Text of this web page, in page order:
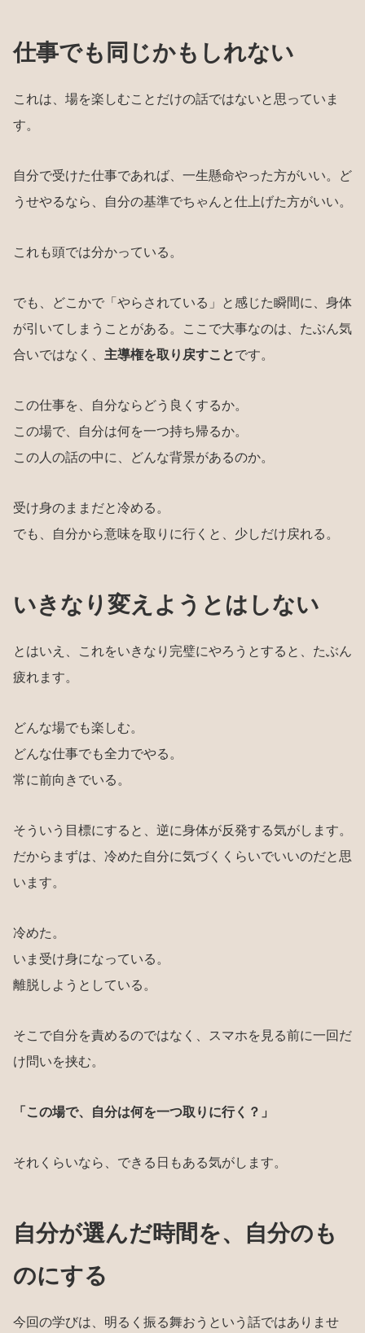
仕事でも同じかもしれない
これは、場を楽しむことだけの話ではないと思っていま
す。
自分で受けた仕事であれば、一生懸命やった方がいい。ど
うせやるなら、自分の基準でちゃんと仕上げた方がいい。
これも頭では分かっている。
でも、どこかで「やらされている」と感じた瞬間に、身体
が引いてしまうことがある。ここで大事なのは、たぶん気
合いではなく、 主導権を取り戻すことです。
この仕事を、自分ならどう良くするか。
この場で、自分は何を一つ持ち帰るか。
この人の話の中に、どんな背景があるのか。
受け身のままだと冷める。
でも、自分から意味を取りに行くと、少しだけ戻れる。
いきなり変えようとはしない
とはいえ、これをいきなり完璧にやろうとすると、たぶん
疲れます。
どんな場でも楽しむ。
どんな仕事でも全力でやる。
常に前向きでいる。
そういう目標にすると、逆に身体が反発する気がします。
だからまずは、冷めた自分に気づくくらいでいいのだと思
います。
冷めた。
いま受け身になっている。
離脱しようとしている。
そこで自分を責めるのではなく、スマホを見る前に一回だ
け問いを挟む。
「この場で、自分は何を一つ取りに行く？」
それくらいなら、できる日もある気がします。
自分が選んだ時間を、自分のも
のにする
今回の学びは、明るく振る舞おうという話ではありませ